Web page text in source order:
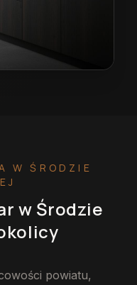
W ŚRODZIE
w Środzie
powiatu,